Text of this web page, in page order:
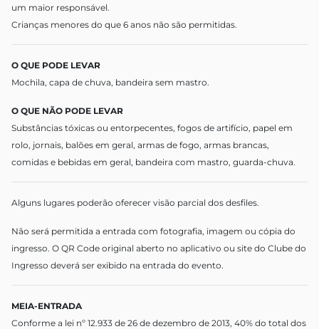
um maior responsável.
Crianças menores do que 6 anos não são permitidas.
O QUE PODE LEVAR
Mochila, capa de chuva, bandeira sem mastro.
O QUE NÃO PODE LEVAR
Substâncias tóxicas ou entorpecentes, fogos de artifício, papel em
rolo, jornais, balões em geral, armas de fogo, armas brancas,
comidas e bebidas em geral, bandeira com mastro, guarda-chuva.
Alguns lugares poderão oferecer visão parcial dos desfiles.
Não será permitida a entrada com fotografia, imagem ou cópia do
ingresso. O QR Code original aberto no aplicativo ou site do Clube do
Ingresso deverá ser exibido na entrada do evento.
MEIA-ENTRADA
Conforme a lei nº 12.933 de 26 de dezembro de 2013, 40% do total dos